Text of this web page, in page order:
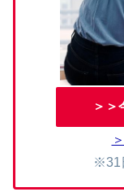
＞＞
※31